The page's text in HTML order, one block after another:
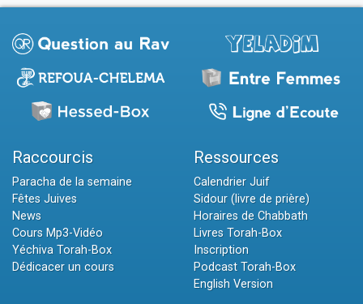
Raccourcis
Paracha de la semaine
Fêtes Juives
News
Cours Mp3-Vidéo
Yéchiva Torah-Box
Dédicacer un cours
Ressources
Calendrier Juif
Sidour (livre de prière)
Horaires de Chabbath
Livres Torah-Box
Inscription
Podcast Torah-Box
English Version